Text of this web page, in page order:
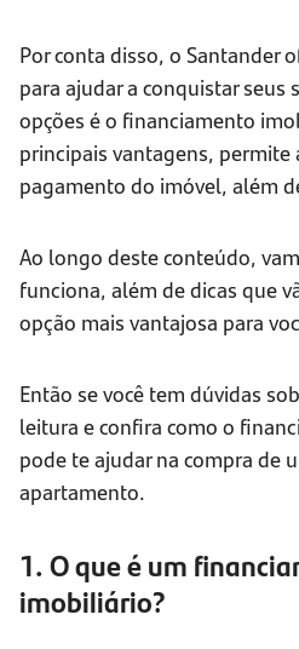
Por conta disso, o Santander
para ajudar a conquistar seus
opções é o financiamento
principais vantagens, permite
pagamento do imóvel, além
Ao longo deste conteúdo,
funciona, além de dicas que
opção mais vantajosa para
Então se você tem dúvidas
leitura e confira como o
pode te ajudar na compra de
apartamento.
1. O que é um
imobiliário?